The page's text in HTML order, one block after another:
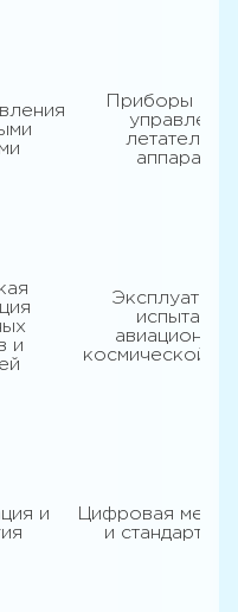
Приборы
управления
аппаратов
и
испытания
космической
и
Цифровая
и